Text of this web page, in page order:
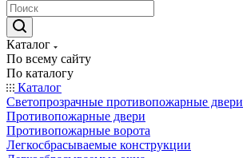
Каталог
По всему сайту
По каталогу
Каталог
Светопрозрачные противопожарные двери
Противопожарные двери
Противопожарные ворота
Легкосбрасываемые конструкции